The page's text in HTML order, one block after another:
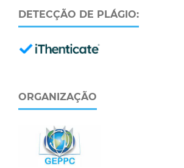
DETECÇÃO DE PLÁGIO:
ORGANIZAÇÃO